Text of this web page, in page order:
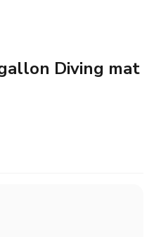
Diving mat